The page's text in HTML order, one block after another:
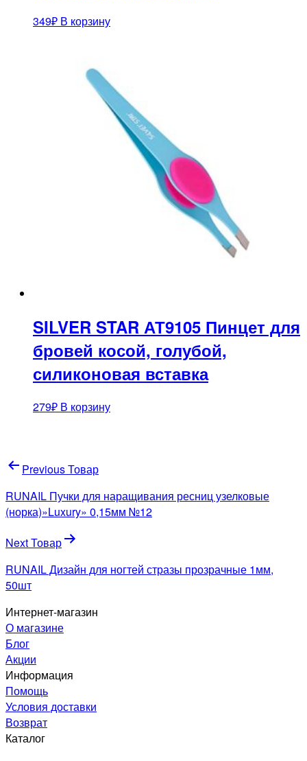
349₽ В корзину
SILVER STAR АТ9105 Пинцет для
бровей косой, голубой,
силиконовая вставка
279₽ В корзину
Навигация
по
записям
Previous Товар
RUNAIL Пучки для наращивания ресниц узелковые
(норка)»Luxury» 0,15мм №12
Next Товар
RUNAIL Дизайн для ногтей стразы прозрачные 1мм,
50шт
Интернет-магазин
О магазине
Блог
Акции
Информация
Помощь
Условия доставки
Возврат
Каталог